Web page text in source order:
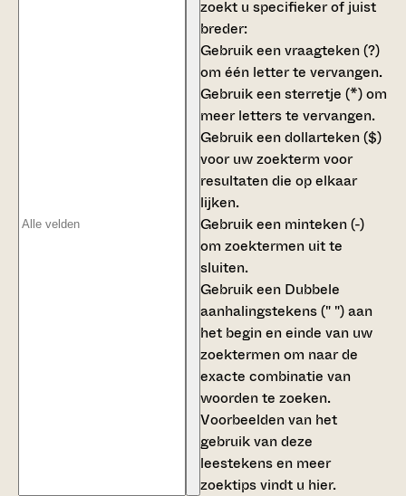
zoekt u specifieker of juist
breder:
Gebruik eenvraagteken (?)
om één letter te vervangen.
Gebruik eensterretje (*)om
meer letters te vervangen.
Gebruik eendollarteken ($)
voor uw zoekterm voor
resultaten die op elkaar
lijken.
Gebruik een minteken (-)
om zoektermen uit te
sluiten.
Gebruik een Dubbele
aanhalingstekens (" ")aan
het begin en einde van uw
zoektermen om naar de
exacte combinatie van
woorden te zoeken.
Voorbeelden van het
gebruik van deze
leestekens en meer
zoektips vindt u hier.